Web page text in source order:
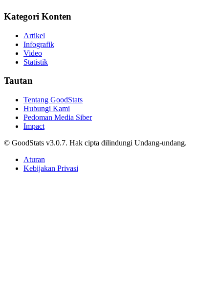
Kategori Konten
Artikel
Infografik
Video
Statistik
Tautan
Tentang GoodStats
Hubungi Kami
Pedoman Media Siber
Impact
© GoodStats v3.0.7. Hak cipta dilindungi Undang-undang.
Aturan
Kebijakan Privasi